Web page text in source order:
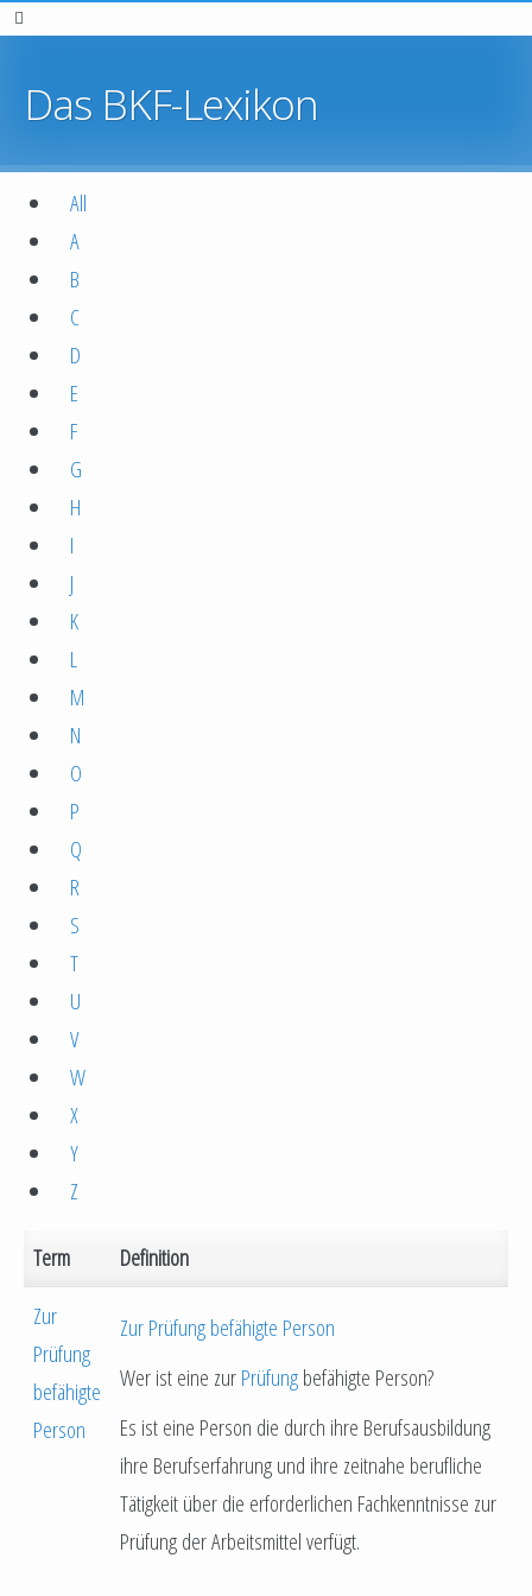
Das BKF-Lexikon
All
A
B
C
D
E
F
G
H
I
J
K
L
M
N
O
P
Q
R
S
T
U
V
W
X
Y
Z
Term
Definition
Zur
Prüfung
befähigte
Person
Zur Prüfung befähigte Person
Wer ist eine zurPrüfungbefähigte Person?
Es ist eine Person die durch ihre Berufsausbildung
ihre Berufserfahrung und ihre zeitnahe berufliche
Tätigkeit über die erforderlichen Fachkenntnisse zur
Prüfung der Arbeitsmittel verfügt.